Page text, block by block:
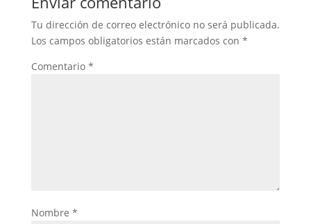
Tu dirección de correo electrónico no será publicada.
Los campos obligatorios están marcados con *
Comentario *
Nombre *